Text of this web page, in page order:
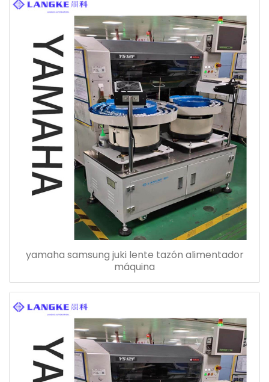
yamaha samsung juki lente tazón alimentador
máquina